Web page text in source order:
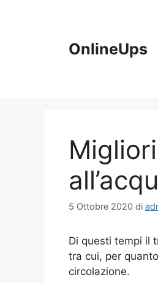
OnlineUps
5 Ottobre 2020 di
Di questi tempi il
tra cui, per
circolazione.